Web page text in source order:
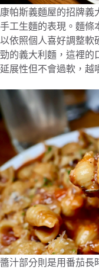
康帕斯義麵屋的招牌義
手工生麵的表現。麵條
以依照個人喜好調整軟
勁的義大利麵，這裡的
延展性但不會過軟，越
醬汁部分則是用番茄長